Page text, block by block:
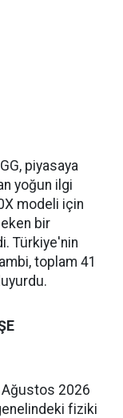
piyasaya
yoğun ilgi
modeli için
bir
Türkiye'nin
toplam 41
Ağustos 2026
fiziki